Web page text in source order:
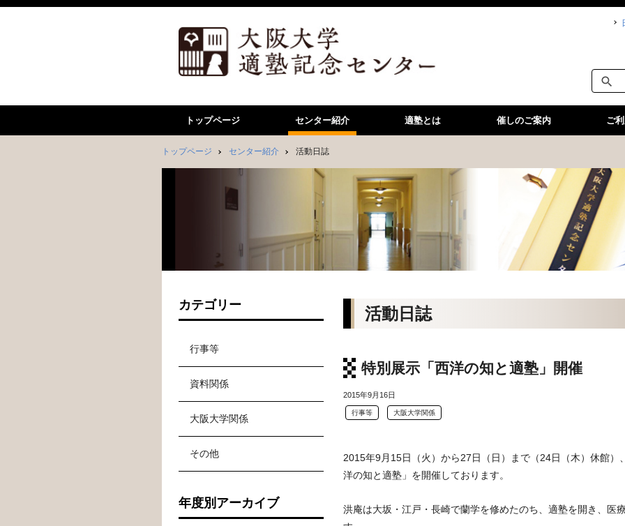
search
トップページ センター紹介 適塾とは 催しのご案内 ご
トップページ センター紹介 活動日誌
活動日誌
特別展示「西洋の知と適塾」開催
2015年9月16日
行事等 大阪大学関係
2015年9月15日（火）から27日（日）まで（24日（木）休館）
洋の知と適塾」を開催しております。
洪庵は大坂・江戸・長崎で蘭学を修めたのち、適塾を開き、医
カテゴリー
行事等
資料関係
大阪大学関係
その他
年度別アーカイブ